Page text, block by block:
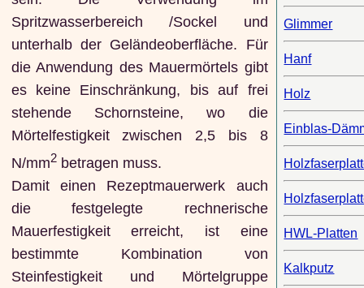
Spritzwasserbereich /Sockel und
unterhalb der Geländeoberfläche. Für
die Anwendung des Mauermörtels gibt
es keine Einschränkung, bis auf frei
stehende Schornsteine, wo die
Mörtelfestigkeit zwischen 2,5 bis 8
N/mm2betragen muss.
Damit einen Rezeptmauerwerk auch
die festgelegte rechnerische
Mauerfestigkeit erreicht, ist eine
bestimmte Kombination von
Steinfestigkeit und Mörtelgruppe
Glimmer
Hanf
Holz
Einblas-
HWL-Platten
Kalkputz